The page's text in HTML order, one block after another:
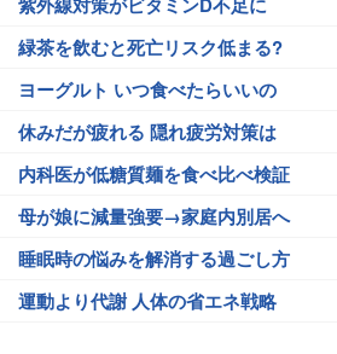
緑茶を飲むと死亡リスク低まる?
ヨーグルト いつ食べたらいいの
休みだが疲れる 隠れ疲労対策は
内科医が低糖質麺を食べ比べ検証
母が娘に減量強要→家庭内別居へ
睡眠時の悩みを解消する過ごし方
運動より代謝 人体の省エネ戦略